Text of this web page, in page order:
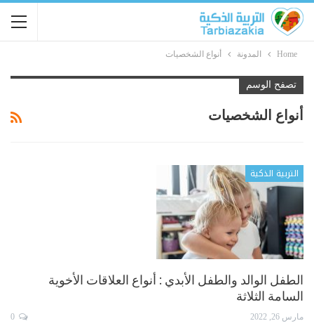
Home المدونة أنواع الشخصيات
تصفح الوسم
أنواع الشخصيات
التربية الذكية
الطفل الوالد والطفل الأبدي : أنواع العلاقات الأخوية
السامة الثلاثة
مارس 26, 2022